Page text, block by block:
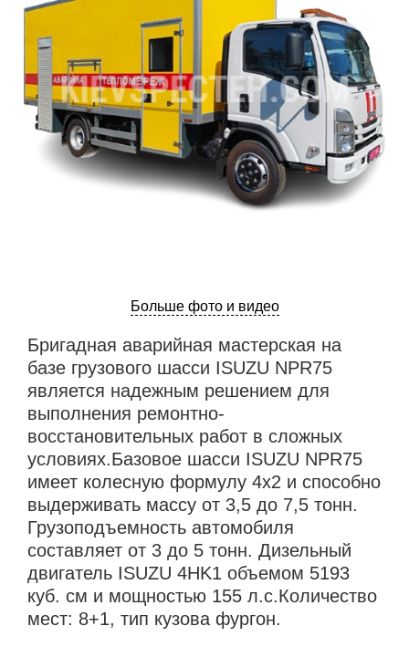
Больше фото и видео
Бригадная аварийная мастерская на
базе грузового шасси ISUZU NPR75
является надежным решением для
выполнения ремонтно-
восстановительных работ в сложных
условиях.Базовое шасси ISUZU NPR75
имеет колесную формулу 4х2 и способно
выдерживать массу от 3,5 до 7,5 тонн.
Грузоподъемность автомобиля
составляет от 3 до 5 тонн. Дизельный
двигатель ISUZU 4HK1 объемом 5193
куб. см и мощностью 155 л.с.Количество
мест: 8+1, тип кузова фургон.